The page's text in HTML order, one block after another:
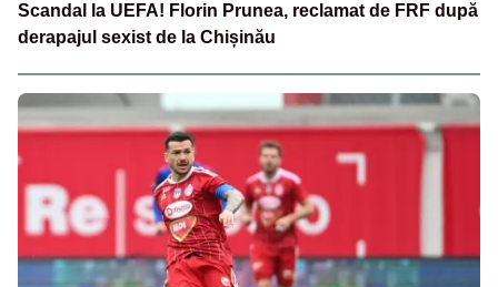
Scandal la UEFA! Florin Prunea, reclamat de FRF după
derapajul sexist de la Chișinău